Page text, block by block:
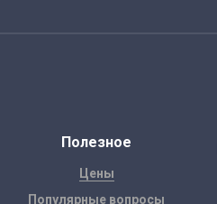
Полезное
Цены
Популярные вопросы